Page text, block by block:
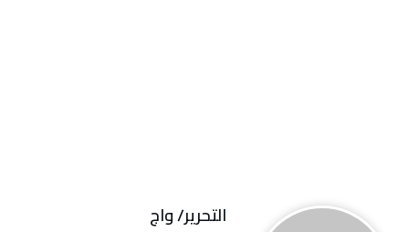
التحرير/ واج